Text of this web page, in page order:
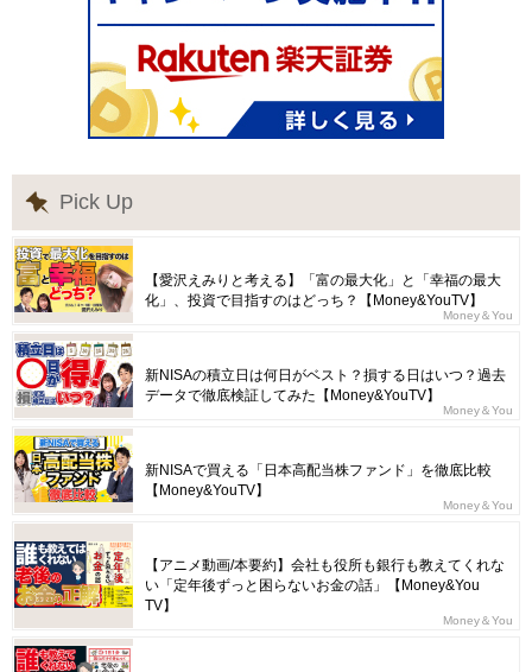
Pick Up
【愛沢えみりと考える】「富の最大化」と「幸福の最大
化」、投資で目指すのはどっち？【Money&YouTV】
Money＆You
新NISAの積立日は何日がベスト？損する日はいつ？過去
データで徹底検証してみた【Money&YouTV】
Money＆You
新NISAで買える「日本高配当株ファンド」を徹底比較
【Money&YouTV】
Money＆You
【アニメ動画/本要約】会社も役所も銀行も教えてくれな
い「定年後ずっと困らないお金の話」【Money&You
TV】
Money＆You